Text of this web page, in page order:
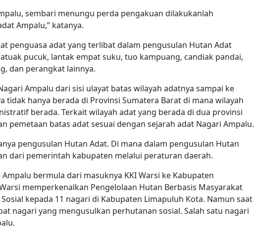
sembari menungu perda pengakuan dilakukanlah
Ampalu,” katanya.
penguasa adat yang terlibat dalam pengusulan Hutan Adat
pucuk, lantak empat suku, tuo kampuang, candiak pandai,
dan perangkat lainnya.
Ampalu dari sisi ulayat batas wilayah adatnya sampai ke
tidak hanya berada di Provinsi Sumatera Barat di mana wilayah
berada. Terkait wilayah adat yang berada di dua provinsi
pemetaan batas adat sesuai dengan sejarah adat Nagari Ampalu.
pengusulan Hutan Adat. Di mana dalam pengusulan Hutan
dari pemerintah kabupaten melalui peraturan daerah.
bermula dari masuknya KKI Warsi ke Kabupaten
memperkenalkan Pengelolaan Hutan Berbasis Masyarakat
kepada 11 nagari di Kabupaten Limapuluh Kota. Namun saat
nagari yang mengusulkan perhutanan sosial. Salah satu nagari